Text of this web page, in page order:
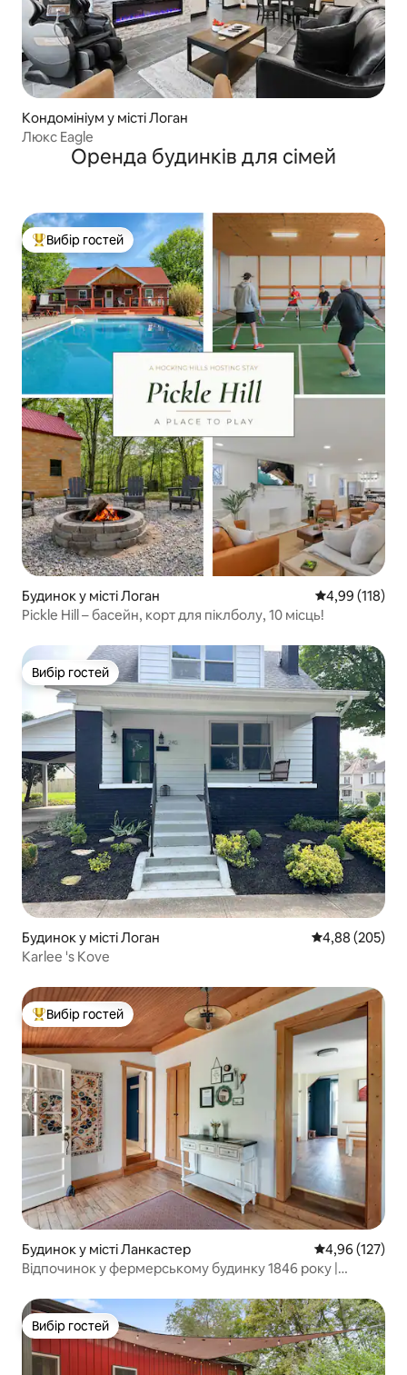
Кондомініум у місті Логан
Люкс Eagle
Оренда будинків для сімей
Топ вибір гостей
Вибір гостей
Будинок у місті Логан Середня
4,99 (118)
Pickle Hill – басейн, корт для піклболу, 10 місць!
Вибір гостей
Вибір гостей
Будинок у місті Логан Середня
4,88 (205)
Karlee 's Kove
Топ вибір гостей
Вибір гостей
Будинок у місті Ланкастер Середня
4,96 (127)
Відпочинок у фермерському будинку 1846 року |
Вибір гостей
Вибір гостей